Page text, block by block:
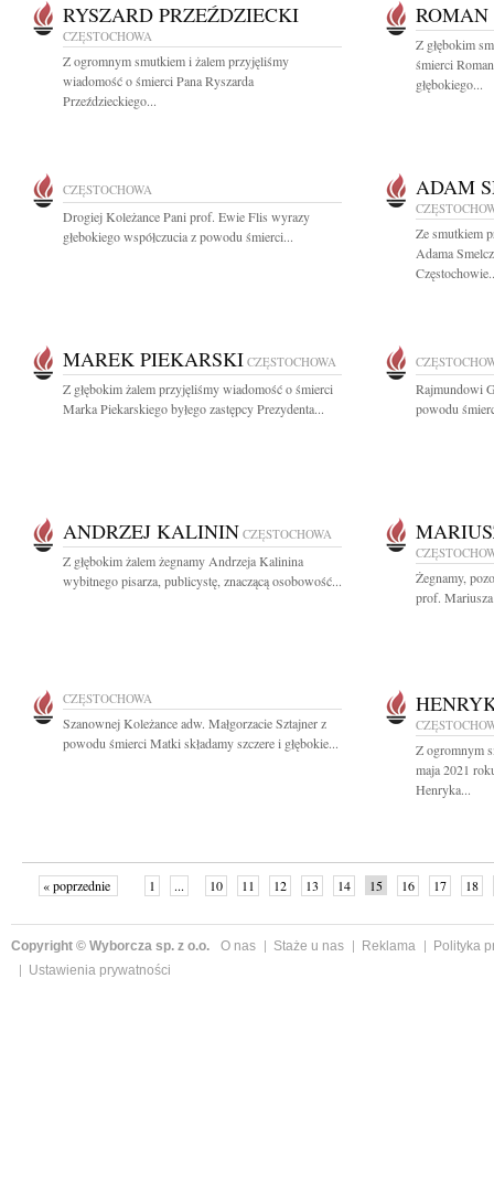
RYSZARD PRZEŹDZIECKI
CZĘSTOCHOWA
Z ogromnym smutkiem i żalem przyjęliśmy
wiadomość o śmierci Pana Ryszarda
Przeździeckiego...
Z głębokim
śmierci
głębokiego...
CZĘSTOCHOWA
Drogiej Koleżance Pani prof. Ewie Flis wyrazy
głebokiego współczucia z powodu śmierci...
ADAM
Ze smutkiem
Adama
MAREK PIEKARSKI CZĘSTOCHOWA
Z głębokim żalem przyjęliśmy wiadomość o śmierci
Marka Piekarskiego byłego zastępcy Prezydenta...
Rajmundowi
powodu
ANDRZEJ KALININ CZĘSTOCHOWA
Z głębokim żalem żegnamy Andrzeja Kalinina
wybitnego pisarza, publicystę, znaczącą osobowość...
Żegnamy,
prof.
CZĘSTOCHOWA
Szanownej Koleżance adw. Małgorzacie Sztajner z
powodu śmierci Matki składamy szczere i głębokie...
Z ogromnym
maja 2021
Henryka...
« poprzednie 1 ... 10 11 12 13 14 15 16 17
18
Copyright © Wyborcza sp. z o.o. O nas Staże u nas Reklama
Polityka
Ustawienia prywatności